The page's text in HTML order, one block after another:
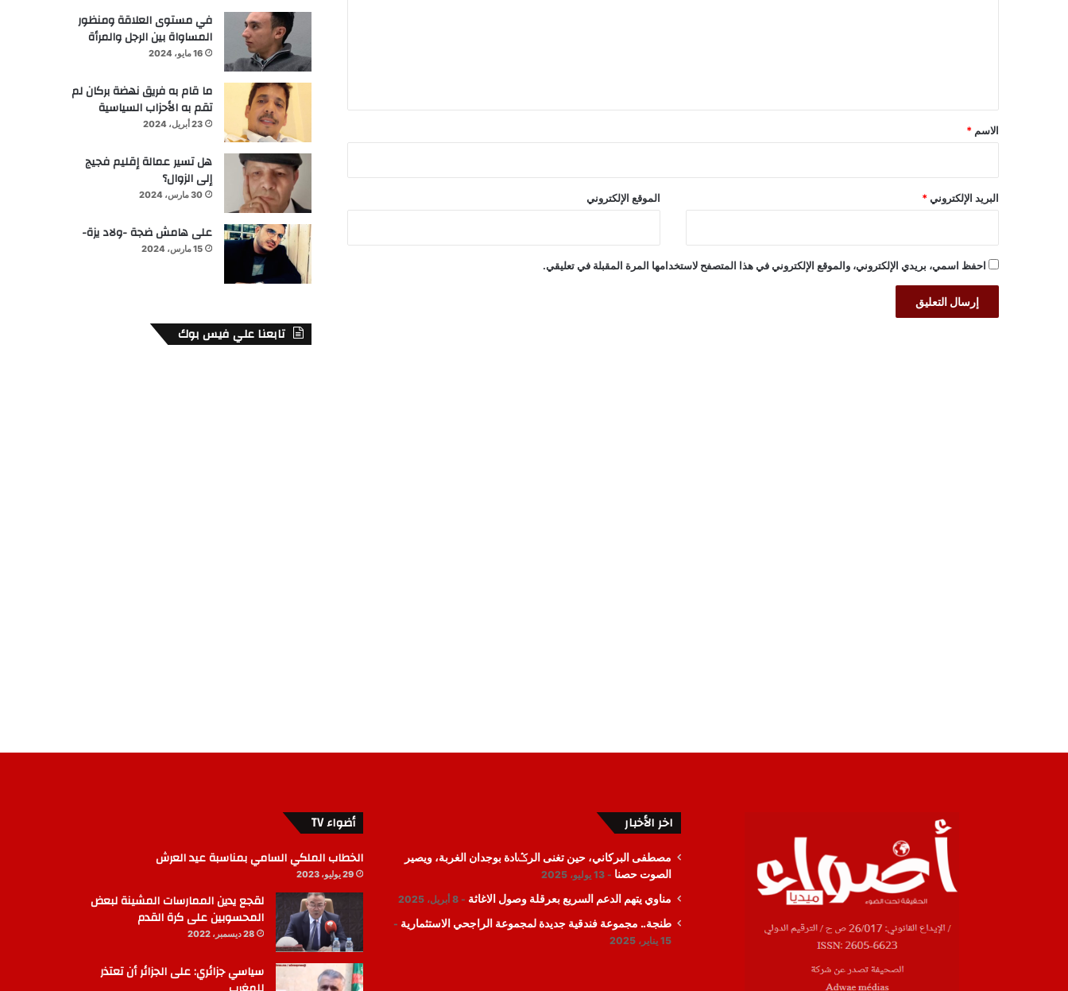
*
الاسم *
البريد الإلكتروني * الموقع الإلكتروني
احفظ اسمي، بريدي الإلكتروني، والموقع الإلكتروني في هذا المتصفح لاستخدامها المرة المقبلة في تعليقي.
في مستوى العلاقة ومنظور
المساواة بين الرجل والمرأة
16 مايو، 2024
ما قام به فريق نهضة بركان لم
تقم به الأحزاب السياسية
23 أبريل، 2024
هل تسير عمالة إقليم فجيج
إلى الزوال؟
30 مارس، 2024
على هامش ضجة -ولاد يزة-
15 مارس، 2024
تابعنا علي فيس بوك
اخر الأخبار
مصطفى البركاني، حين تغنى الرݣادة بوجدان الغربة، ويصير
الصوت حصنا
13 يوليو، 2025
مناوي يتهم الدعم السريع بعرقلة وصول الاغاثة 8 أبريل، 2025
طنجة.. مجموعة فندقية جديدة لمجموعة الراجحي الاستثمارية
15 يناير، 2025
أضواء TV
الخطاب الملكي السامي بمناسبة عيد العرش
29 يوليو، 2023
لقجع يدين الممارسات المشينة لبعض
المحسوبين على كرة القدم
28 ديسمبر، 2022
سياسي جزائري: على الجزائر أن تعتذر